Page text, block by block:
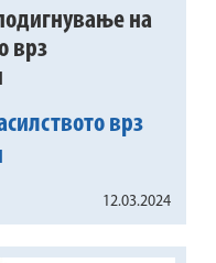
на
врз
врз
12.03.2024